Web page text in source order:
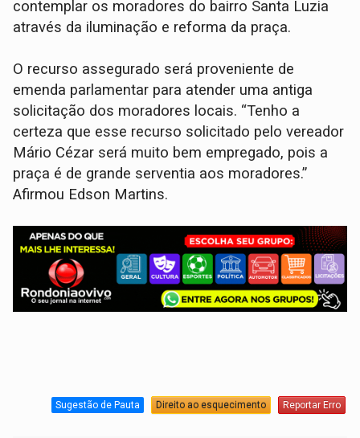
contemplar os moradores do bairro Santa Luzia
através da iluminação e reforma da praça.
O recurso assegurado será proveniente de
emenda parlamentar para atender uma antiga
solicitação dos moradores locais. “Tenho a
certeza que esse recurso solicitado pelo vereador
Mário Cézar será muito bem empregado, pois a
praça é de grande serventia aos moradores.”
Afirmou Edson Martins.
Sugestão de Pauta Direito ao esquecimento Reportar Erro